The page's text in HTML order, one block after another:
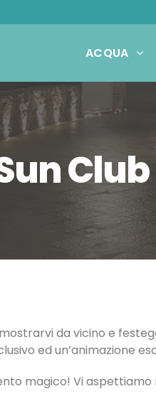
ACQUA
Club
da vicino e
ed un’animazione
magico! Vi aspettiamo